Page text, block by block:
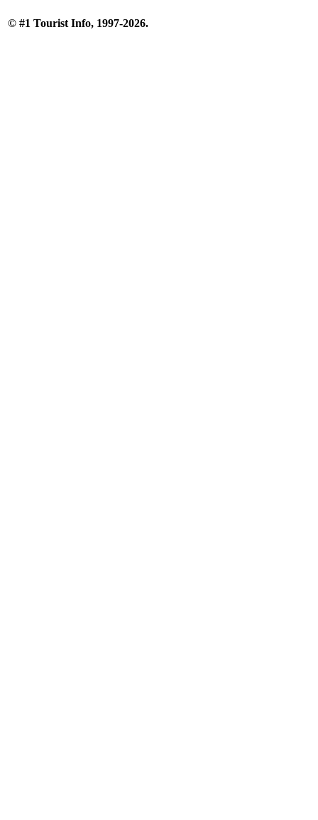
© #1 Tourist Info, 1997-2026.